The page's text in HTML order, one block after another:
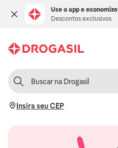
Use o app e economize
Descontos exclusivos
Insira seu CEP